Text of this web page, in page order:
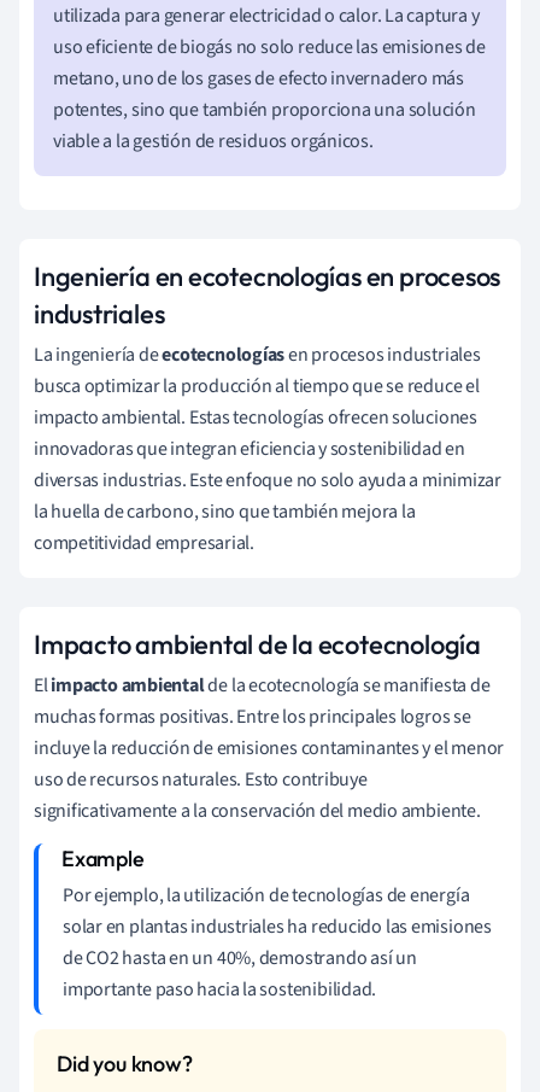
utilizada para generar electricidad o calor. La captura y
uso eficiente de biogás no solo reduce las emisiones de
metano, uno de los gases de efecto invernadero más
potentes, sino que también proporciona una solución
viable a la gestión de residuos orgánicos.
Ingeniería en ecotecnologías en procesos
industriales
La ingeniería deecotecnologíasen procesos industriales
busca optimizar la producción al tiempo que se reduce el
impacto ambiental. Estas tecnologías ofrecen soluciones
innovadoras que integran eficiencia y sostenibilidad en
diversas industrias. Este enfoque no solo ayuda a minimizar
la huella de carbono, sino que también mejora la
competitividad empresarial.
Impacto ambiental de la ecotecnología
Elimpacto ambientalde la ecotecnología se manifiesta de
muchas formas positivas. Entre los principales logros se
incluye la reducción de emisiones contaminantes y el menor
uso de recursos naturales. Esto contribuye
significativamente a la conservación del medio ambiente.
Por ejemplo, la utilización de tecnologías de energía
solar en plantas industriales ha reducido las emisiones
de CO2 hasta en un 40%, demostrando así un
importante paso hacia la sostenibilidad.